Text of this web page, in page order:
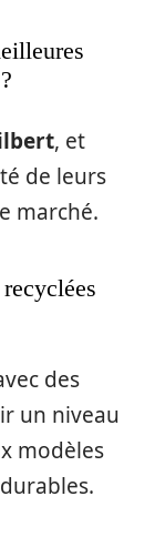
, et
de leurs
marché.
des
un niveau
modèles